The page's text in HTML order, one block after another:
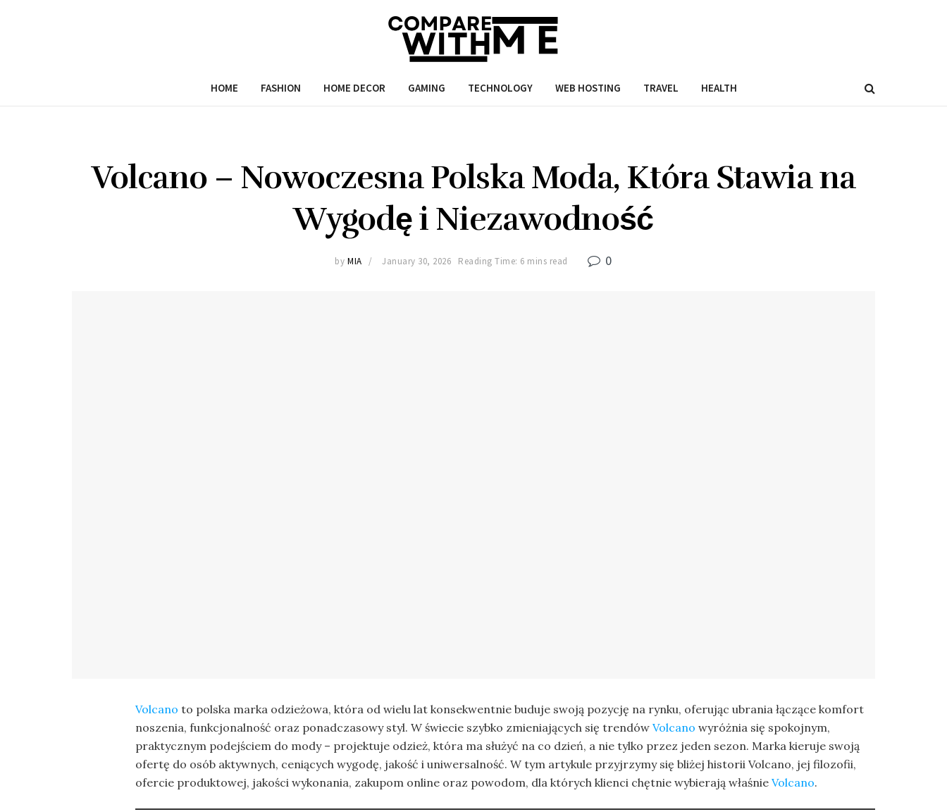
HOME FASHION HOME DECOR GAMING TECHNOLOGY WEB HOSTING TRAVEL HEALTH
Volcano – Nowoczesna Polska Moda, Która Stawia na
Wygodę i Niezawodność
by MIA January 30, 2026 Reading Time: 6 mins read 0
Volcano to polska marka odzieżowa, która od wielu lat konsekwentnie buduje swoją pozycję na rynku, oferując ubrania łączące komfort
noszenia, funkcjonalność oraz ponadczasowy styl. W świecie szybko zmieniających się trendów Volcano wyróżnia się spokojnym,
praktycznym podejściem do mody – projektuje odzież, która ma służyć na co dzień, a nie tylko przez jeden sezon. Marka kieruje swoją
ofertę do osób aktywnych, ceniących wygodę, jakość i uniwersalność. W tym artykule przyjrzymy się bliżej historii Volcano, jej filozofii,
ofercie produktowej, jakości wykonania, zakupom online oraz powodom, dla których klienci chętnie wybierają właśnie Volcano.